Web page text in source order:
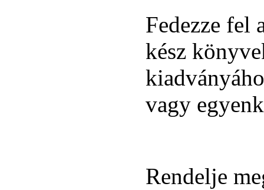
Fedezze fel
kész
vagy
Rendelje